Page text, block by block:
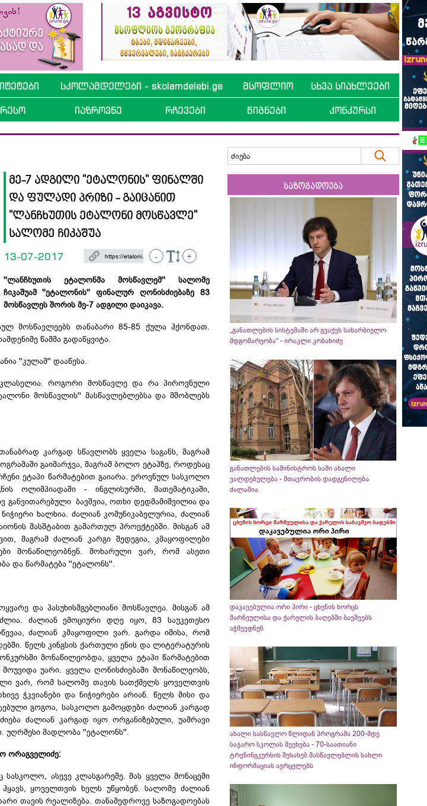
სკოლამდელები - skolamdelebi.ge მსოფლიო სხვა სიახლეები
იაზროვნე რჩევები წიგნები კონკურსი
მე-7 ადგილი ''ეტალონის'' ფინალში
და ფულადი პრიზი - გაიცანით
''ლანჩხუთის ეტალონი მოსწავლე''
სალომე ჩიკაშუა
13-07-2017 - +
''ლანჩხუთის ეტალონმა მოსწავლემ'' სალომე
ჩიკაშუამ ''ეტალონის'' ფინალურ ღონისძიებაზე 83
მოსწავლეს შორის მე-7 ადგილი დაიკავა.
მოსწავლეებს თანაბარი 85-85 ქულა ჰქონდათ.
წამმა გადაწყვიტა.
''კულამ'' დააწესა.
როგორი მოსწავლე და რა პიროვნული
მოსწავლის'' მასწავლებლებსა და მშობლებს
კარგად სწავლობს ყველა საგანს, მაგრამ
გაიმარჯვა, მაგრამ ბოლო ეტაპზე, როდესაც
ეტაპი წარმატებით გაიარა. ეროვნულ სასკოლო
ოლიმპიადაში - ინგლისურში, მათემატიკაში,
განვითარებული ბავშვია, ოთხი დედმამიშვილია და
ხალხია. ძალიან კომუნიკაბელურია, ძალიან
მასშტაბით გამართულ პროექტებში. მისგან ამ
მაგრამ ძალიან კარგი შედეგია, კმაყოფილები
მონაწილეობნენ. მოხარული ვარ, რომ ასეთი
და წარმატება ''ეტალონს''.
და პასუხისმგებლიანი მოსწავლეა. მისგან ამ
ძალიან ემოციური დღე იყო, 83 საუკეთესო
ძალიან კმაყოფილი ვარ. გარდა იმისა, რომ
წელს კინგსის ქართული ენის და ლიტერატურის
მონაწილეობდა, ყველა ეტაპი წარმატებით
უარი. ყველა ღონისძიებაში მონაწილეობს,
ვარ, რომ სალომე თავის სათქმელს ყოველთვის
ჭკვიანები და ნიჭიერები არიან. წელს მისი და
გოგოა, სასკოლო გამოცდები ძალიან კარგად
ძალიან კარგად იყო ორგანიზებული, უამრავი
უღრმესი მადლობა ''ეტალონს''.
ორაგველიძე:
ასევე კლასგარეშე. მას ყველა მონაცემი
ყოველთვის ხელს უწყობენ. სალომე ძალიან
თავის რეალიზება. თანამედროვე საზოგადოებას
საზოგადოება
„განათლების სისტემაში არ გვაქვს სახარბიელო
მდგომარეობა“ - ირაკლი კობახიძე
განათლების სამინისტროს სამი ახალი
ვალდებულება - მთავრობის დადგენილება
ძალაშია
დაკავებულია ორი პირი - ცხენის ხორცს
მარნეულისა და ქარელის ბაღებში ბავშვებს
აჭმევდნენ
ახალი სასწავლო წლიდან პროგრამა 200-მდე
საჯარო სკოლას შეეხება - 70-საათიანი
ტრენინგკურსის შესახებ მასწავლებლის სახლი
ინფორმაციას ავრცელებს